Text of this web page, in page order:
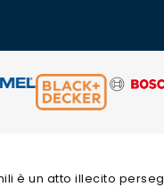
è un atto illecito